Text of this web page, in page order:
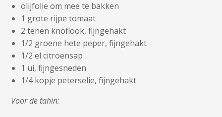
olijfolie om mee te bakken
1 grote rijpe tomaat
2 tenen knoflook, fijngehakt
1/2 groene hete peper, fijngehakt
1/2 el citroensap
1 ui, fijngesneden
1/4 kopje peterselie, fijngehakt
Voor de tahin: